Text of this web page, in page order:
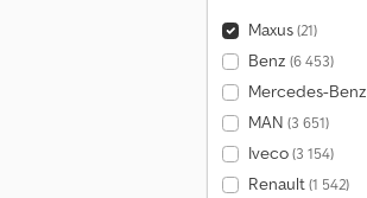
Maxus(21)
Benz (6 453)
Mercedes-Benz
MAN (3 651)
Iveco(3 154)
Renault(1 542)